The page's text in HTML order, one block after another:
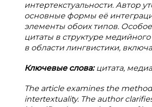
интертекстуальности. Автор
основные формы её
элементы обоих типов.
цитаты в структуре
в области лингвистики,
Ключевые слова:цитата,
The article examines the
intertextuality. The author